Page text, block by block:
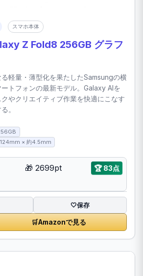
スマホ本体
Z Fold8 256GB グラフ
軽量・薄型化を果たしたSamsungの横
トフォンの最新モデル。Galaxy AIを
やクリエイティブ作業を快適にこなす
。
× 約4.5mm
🎁 2699pt 🏆 83点
🤍保存
🛒Amazonで見る